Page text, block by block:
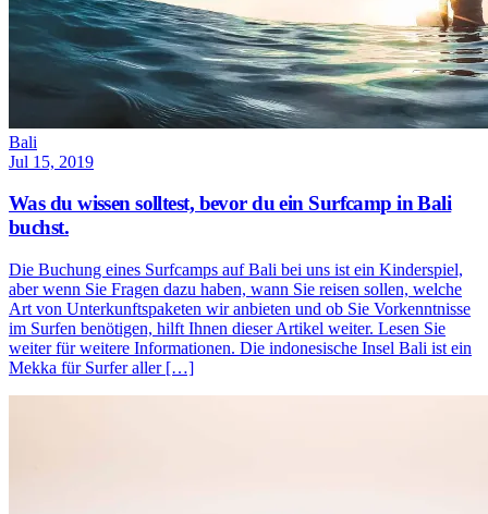
Bali
Jul 15, 2019
Was du wissen solltest, bevor du ein Surfcamp in Bali
buchst.
Die Buchung eines Surfcamps auf Bali bei uns ist ein Kinderspiel,
aber wenn Sie Fragen dazu haben, wann Sie reisen sollen, welche
Art von Unterkunftspaketen wir anbieten und ob Sie Vorkenntnisse
im Surfen benötigen, hilft Ihnen dieser Artikel weiter. Lesen Sie
weiter für weitere Informationen. Die indonesische Insel Bali ist ein
Mekka für Surfer aller […]